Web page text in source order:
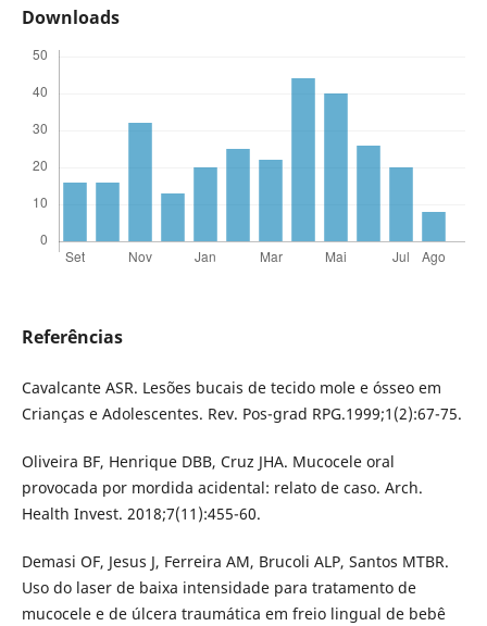
Downloads
Referências
Cavalcante ASR. Lesões bucais de tecido mole e ósseo em
Crianças e Adolescentes. Rev. Pos-grad RPG.1999;1(2):67-75.
Oliveira BF, Henrique DBB, Cruz JHA. Mucocele oral
provocada por mordida acidental: relato de caso. Arch.
Health Invest. 2018;7(11):455-60.
Demasi OF, Jesus J, Ferreira AM, Brucoli ALP, Santos MTBR.
Uso do laser de baixa intensidade para tratamento de
mucocele e de úlcera traumática em freio lingual de bebê